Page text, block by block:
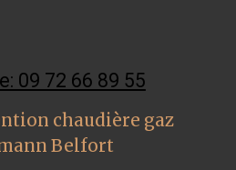
09 72 66 89 55
chaudière gaz
Belfort